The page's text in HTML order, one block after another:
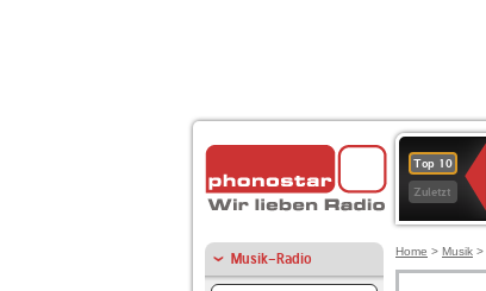
Top 10
Zuletzt
Musik-Radio Home > Musik >